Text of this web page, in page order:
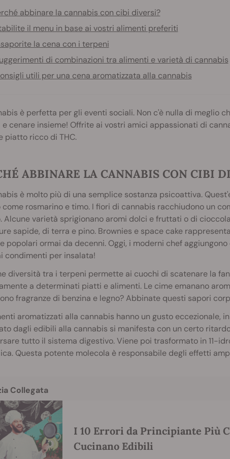
abbinare la cannabis con cibi diversi?
il menu in base ai vostri alimenti preferiti
la cena con i terpeni
di combinazioni tra alimenti e varietà di cannabis
utili per una cena aromatizzata alla cannabis
è perfetta per gli eventi sociali. Non c'è nulla di meglio
e cenare insieme! Offrite ai vostri amici appassionati di
piatto ricco di THC.
ABBINARE LA CANNABIS CON CIBI
è molto più di una semplice sostanza psicoattiva.
rosmarino e timo. I fiori di cannabis racchiudono un
Alcune varietà sprigionano aromi dolci e fruttati o di
sapide, di terra e pino. Brownies e space cake
popolari ormai da decenni. Oggi, i moderni chef
condimenti per insalata!
diversità tra i terpeni permette ai cuochi di scatenare la
a determinati piatti e alimenti. Le cime emanano
fragranze di benzina e legno? Abbinate questi sapori
aromatizzati alla cannabis hanno un gusto eccezionale,
dagli edibili alla cannabis si manifesta con un certo
tutto il sistema digestivo. Viene poi trasformato in 11-
Questa potente molecola è responsabile degli effetti
Collegata
I 10 Errori da Principiante Più
Cucinano Edibili